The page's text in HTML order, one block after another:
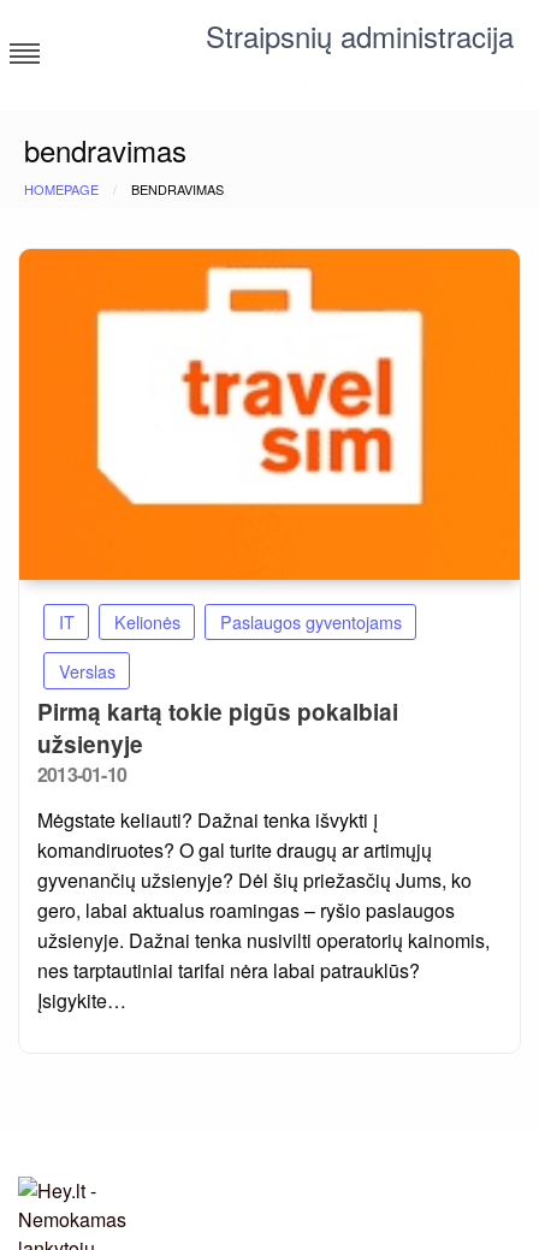
to
content
Straipsnių administracija
bendravimas
HOMEPAGE BENDRAVIMAS
IT Kelionės
Paslaugos gyventojams
Verslas
Pirmą kartą tokie pigūs pokalbiai
užsienyje
Posted
2013-01-10
Mėgstate keliauti? Dažnai tenka išvykti į
komandiruotes? O gal turite draugų ar artimųjų
gyvenančių užsienyje? Dėl šių priežasčių Jums, ko
gero, labai aktualus roamingas – ryšio paslaugos
užsienyje. Dažnai tenka nusivilti operatorių kainomis,
nes tarptautiniai tarifai nėra labai patrauklūs?
Įsigykite…